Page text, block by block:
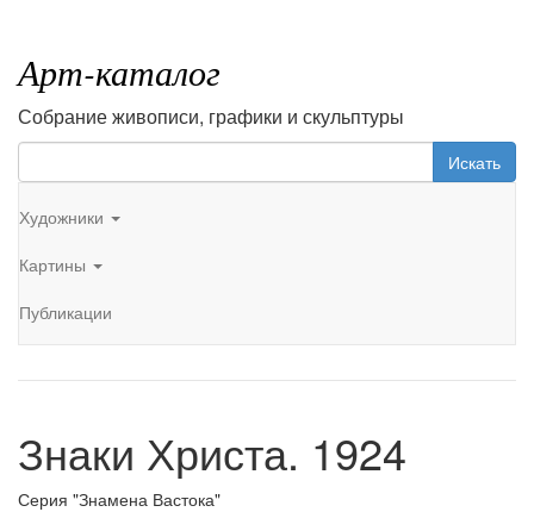
Арт-каталог
Собрание живописи, графики и скульптуры
Искать
Художники
Картины
Публикации
Знаки Христа. 1924
Серия "Знамена Вастока"